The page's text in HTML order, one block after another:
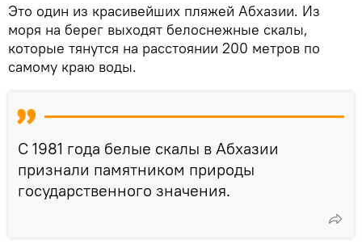
Это один из красивейших пляжей Абхазии. Из
моря на берег выходят белоснежные скалы,
которые тянутся на расстоянии 200 метров по
самому краю воды.
С 1981 года белые скалы в Абхазии
признали памятником природы
государственного значения.